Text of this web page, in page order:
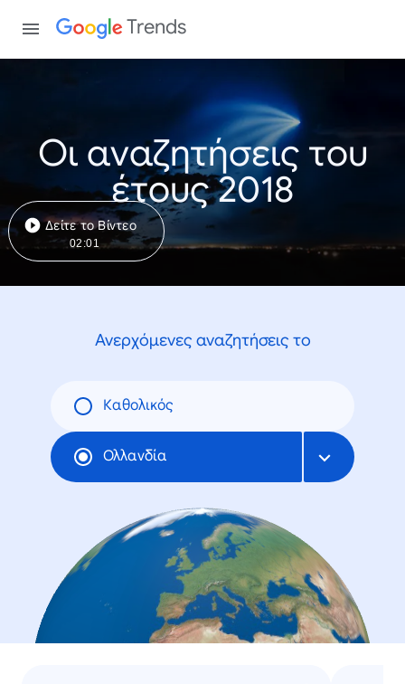
Trends
Οι αναζητήσεις του
έτους 2018
Δείτε το Βίντεο
02:01
Ανερχόμενες αναζητήσεις το
Καθολικός
Ολλανδία